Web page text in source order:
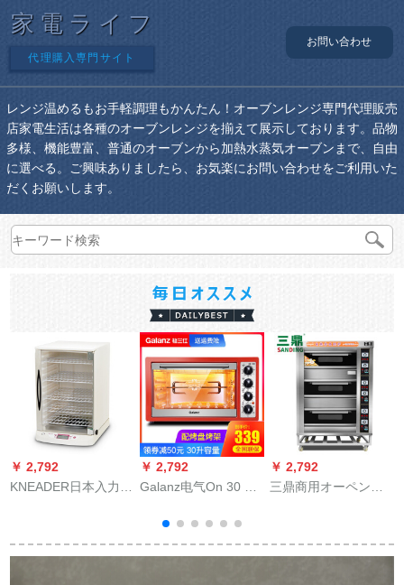
家電ライフ
代理購入専門サイト
お問い合わせ
レンジ温めるもお手軽調理もかんたん！オーブンレンジ専門代理販売
店家電生活は各種のオーブンレンジを揃えて展示しております。品物
多様、機能豊富、普通のオーブンから加熱水蒸気オーブンまで、自由
に選べる。ご興味ありましたら、お気楽にお問い合わせをご利用いた
だくお願いします。
￥ 2,792
KNEADER日本入力折
発酵機ホートボック
￥ 2,792
Galanz电气On 30 L
机能家庭用オーブト
スポーツ2段コーナー
￥ 2,792
三鼎商用オーペン専
コックキピピタオル